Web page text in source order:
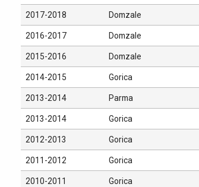
2017-2018 Domzale
2016-2017 Domzale
2015-2016 Domzale
2014-2015 Gorica
2013-2014 Parma
2013-2014 Gorica
2012-2013 Gorica
2011-2012 Gorica
2010-2011 Gorica